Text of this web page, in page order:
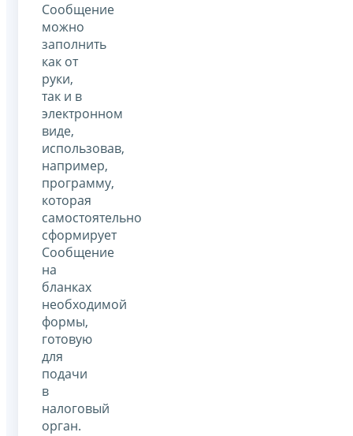
Сообщение
можно
заполнить
как от
руки,
так и в
электронном
виде,
использовав,
например,
программу,
которая
самостоятельно
сформирует
Сообщение
на
бланках
необходимой
формы,
готовую
для
подачи
в
налоговый
орган.